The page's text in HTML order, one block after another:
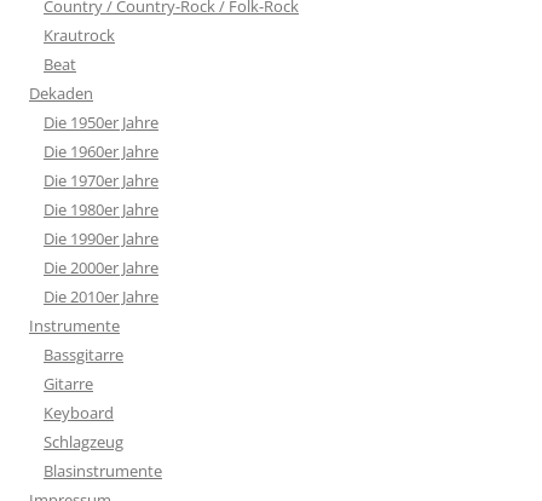
Country / Country-Rock / Folk-Rock
Krautrock
Beat
Dekaden
Die 1950er Jahre
Die 1960er Jahre
Die 1970er Jahre
Die 1980er Jahre
Die 1990er Jahre
Die 2000er Jahre
Die 2010er Jahre
Instrumente
Bassgitarre
Gitarre
Keyboard
Schlagzeug
Blasinstrumente